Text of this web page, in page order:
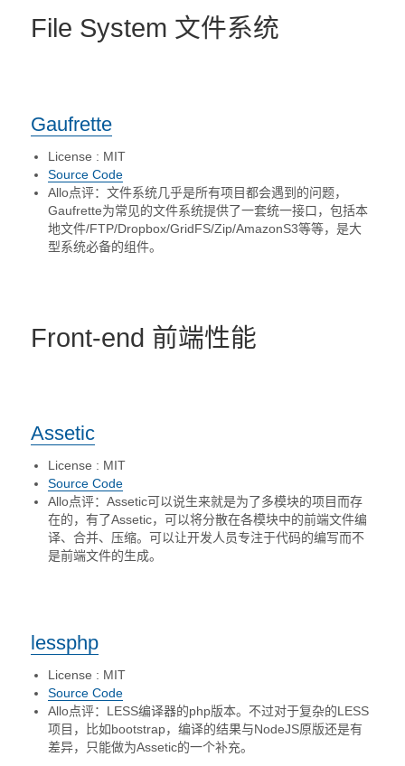
File System 文件系统
Gaufrette
License : MIT
Source Code
Allo点评：文件系统几乎是所有项目都会遇到的问题，
Gaufrette为常见的文件系统提供了一套统一接口，包括本
地文件/FTP/Dropbox/GridFS/Zip/AmazonS3等等，是大
型系统必备的组件。
Front-end 前端性能
Assetic
License : MIT
Source Code
Allo点评：Assetic可以说生来就是为了多模块的项目而存
在的，有了Assetic，可以将分散在各模块中的前端文件编
译、合并、压缩。可以让开发人员专注于代码的编写而不
是前端文件的生成。
lessphp
License : MIT
Source Code
Allo点评：LESS编译器的php版本。不过对于复杂的LESS
项目，比如bootstrap，编译的结果与NodeJS原版还是有
差异，只能做为Assetic的一个补充。